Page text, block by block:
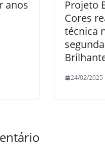
anos
Projeto
Cores
técnica
24/02/2025